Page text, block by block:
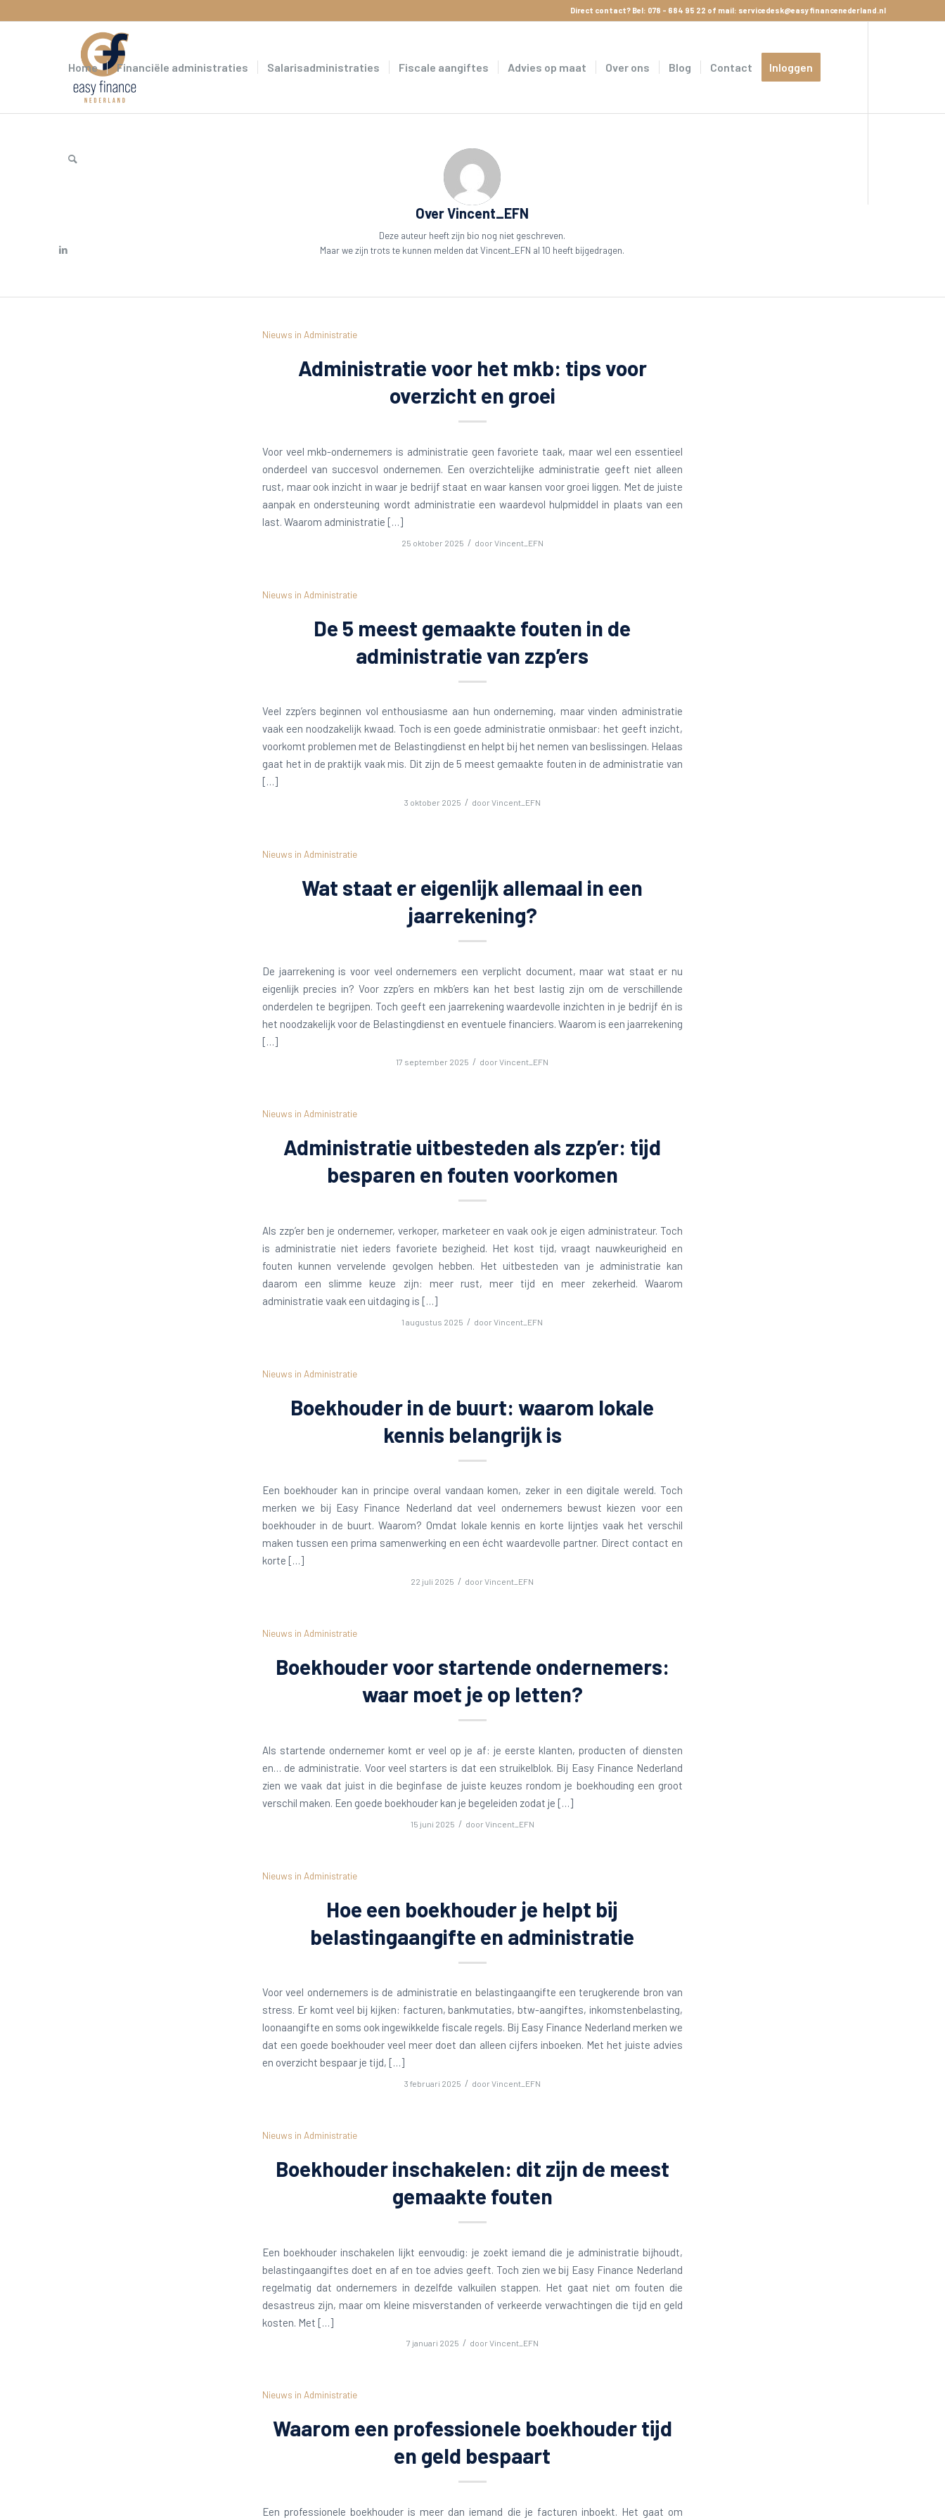
Direct contact? Bel: 078 - 684 95 22 of mail: servicedesk@easyfinancenederland.nl
Home Financiële administraties Salarisadministraties Fiscale aangiftes Advies op maat Over ons Blog Contact Inloggen
OverVincent_EFN
Deze auteur heeft zijn bio nog niet geschreven.
Maar we zijn trots te kunnen melden datVincent_EFN al 10 heeft bijgedragen.
Nieuws in Administratie
Administratie voor het mkb: tips voor
overzicht en groei
Voor veel mkb-ondernemers is administratie geen favoriete taak, maar wel een essentieel
onderdeel van succesvol ondernemen. Een overzichtelijke administratie geeft niet alleen
rust, maar ook inzicht in waar je bedrijf staat en waar kansen voor groei liggen. Met de juiste
aanpak en ondersteuning wordt administratie een waardevol hulpmiddel in plaats van een
last. Waarom administratie […]
25 oktober 2025 / door Vincent_EFN
Nieuws in Administratie
De 5 meest gemaakte fouten in de
administratie van zzp’ers
Veel zzp’ers beginnen vol enthousiasme aan hun onderneming, maar vinden administratie
vaak een noodzakelijk kwaad. Toch is een goede administratie onmisbaar: het geeft inzicht,
voorkomt problemen met de Belastingdienst en helpt bij het nemen van beslissingen. Helaas
gaat het in de praktijk vaak mis. Dit zijn de 5 meest gemaakte fouten in de administratie van
[…]
3 oktober 2025 / door Vincent_EFN
Nieuws in Administratie
Wat staat er eigenlijk allemaal in een
jaarrekening?
De jaarrekening is voor veel ondernemers een verplicht document, maar wat staat er nu
eigenlijk precies in? Voor zzp’ers en mkb’ers kan het best lastig zijn om de verschillende
onderdelen te begrijpen. Toch geeft een jaarrekening waardevolle inzichten in je bedrijf én is
het noodzakelijk voor de Belastingdienst en eventuele financiers. Waarom is een jaarrekening
[…]
17 september 2025 / doorVincent_EFN
Nieuws in Administratie
Administratie uitbesteden als zzp’er: tijd
besparen en fouten voorkomen
Als zzp’er ben je ondernemer, verkoper, marketeer en vaak ook je eigen administrateur. Toch
is administratie niet ieders favoriete bezigheid. Het kost tijd, vraagt nauwkeurigheid en
fouten kunnen vervelende gevolgen hebben. Het uitbesteden van je administratie kan
daarom een slimme keuze zijn: meer rust, meer tijd en meer zekerheid. Waarom
administratie vaak een uitdaging is […]
1 augustus 2025 / doorVincent_EFN
Nieuws in Administratie
Boekhouder in de buurt: waarom lokale
kennis belangrijk is
Een boekhouder kan in principe overal vandaan komen, zeker in een digitale wereld. Toch
merken we bij Easy Finance Nederland dat veel ondernemers bewust kiezen voor een
boekhouder in de buurt. Waarom? Omdat lokale kennis en korte lijntjes vaak het verschil
maken tussen een prima samenwerking en een écht waardevolle partner. Direct contact en
korte […]
22 juli 2025 / doorVincent_EFN
Nieuws in Administratie
Boekhouder voor startende ondernemers:
waar moet je op letten?
Als startende ondernemer komt er veel op je af: je eerste klanten, producten of diensten
en… de administratie. Voor veel starters is dat een struikelblok. Bij Easy Finance Nederland
zien we vaak dat juist in die beginfase de juiste keuzes rondom je boekhouding een groot
verschil maken. Een goede boekhouder kan je begeleiden zodat je […]
15 juni 2025 / door Vincent_EFN
Nieuws in Administratie
Hoe een boekhouder je helpt bij
belastingaangifte en administratie
Voor veel ondernemers is de administratie en belastingaangifte een terugkerende bron van
stress. Er komt veel bij kijken: facturen, bankmutaties, btw-aangiftes, inkomstenbelasting,
loonaangifte en soms ook ingewikkelde fiscale regels. Bij Easy Finance Nederland merken we
dat een goede boekhouder veel meer doet dan alleen cijfers inboeken. Met het juiste advies
en overzicht bespaar je tijd, […]
3 februari 2025 / door Vincent_EFN
Nieuws in Administratie
Boekhouder inschakelen: dit zijn de meest
gemaakte fouten
Een boekhouder inschakelen lijkt eenvoudig: je zoekt iemand die je administratie bijhoudt,
belastingaangiftes doet en af en toe advies geeft. Toch zien we bij Easy Finance Nederland
regelmatig dat ondernemers in dezelfde valkuilen stappen. Het gaat niet om fouten die
desastreus zijn, maar om kleine misverstanden of verkeerde verwachtingen die tijd en geld
kosten. Met […]
7 januari 2025 / door Vincent_EFN
Nieuws in Administratie
Waarom een professionele boekhouder tijd
en geld bespaart
Een professionele boekhouder is meer dan iemand die je facturen inboekt. Het gaat om